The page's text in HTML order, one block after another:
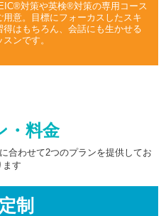
対策や英検®対策の専用コース
用意。目標にフォーカスしたスキ
得はもちろん、会話にも生かせる
スンです。
・料金
合わせて2つのプランを提供してお
ます
制